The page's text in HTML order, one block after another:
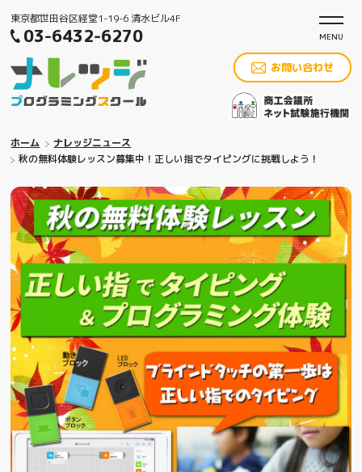
東京都世田谷区経堂1-19-6 清水ビル4F
03-6432-6270
お問い合わせ
ホーム
ナレッジニュース
秋の無料体験レッスン募集中！正しい指でタイピングに挑戦しよう！